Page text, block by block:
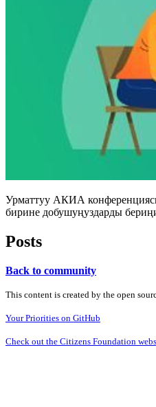
Урматтуу АКИА
бирине добушуңуздарды
Posts
Back to community
This content is created by the open
Your Priorities on GitHub
Check out the Citizens Foundation